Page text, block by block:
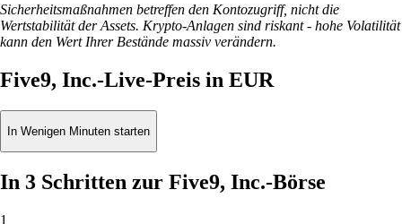
Sicherheitsmaßnahmen betreffen den Kontozugriff, nicht die
Wertstabilität der Assets. Krypto-Anlagen sind riskant - hohe Volatilität
kann den Wert Ihrer Bestände massiv verändern.
Five9, Inc.-Live-Preis in EUR
In Wenigen Minuten starten
In 3 Schritten zur Five9, Inc.-Börse
1